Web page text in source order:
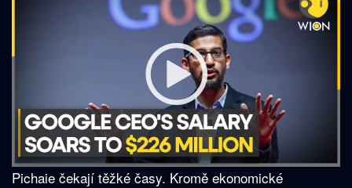
Pichaie čekají těžké časy. Kromě ekonomické